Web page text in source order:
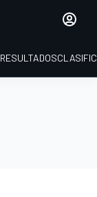
RESULTADOS